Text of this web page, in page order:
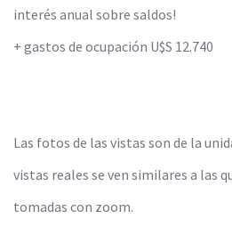
interés anual sobre saldos!
+ gastos de ocupación U$S 12.740
Las fotos de las vistas son de la
vistas reales se ven similares a las
tomadas con zoom.